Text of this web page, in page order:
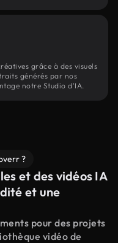
grâce à des visuels
générés par nos
notre Studio d'IA.
?
et des vidéos IA
et une
pour des projets
vidéo de